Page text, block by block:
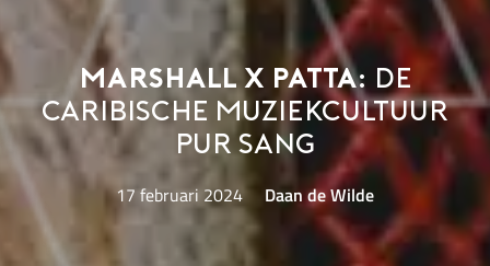
Marshall x Patta: de
Caribische muziekcultuur
pur sang
17 februari 2024 Daan de Wilde